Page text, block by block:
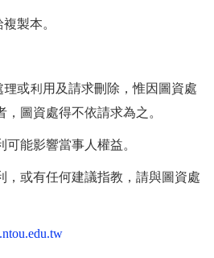
製本。
或利用及請求刪除，惟因圖資處
，圖資處得不依請求為之。
能影響當事人權益。
，或有任何建議指教，請與圖資處